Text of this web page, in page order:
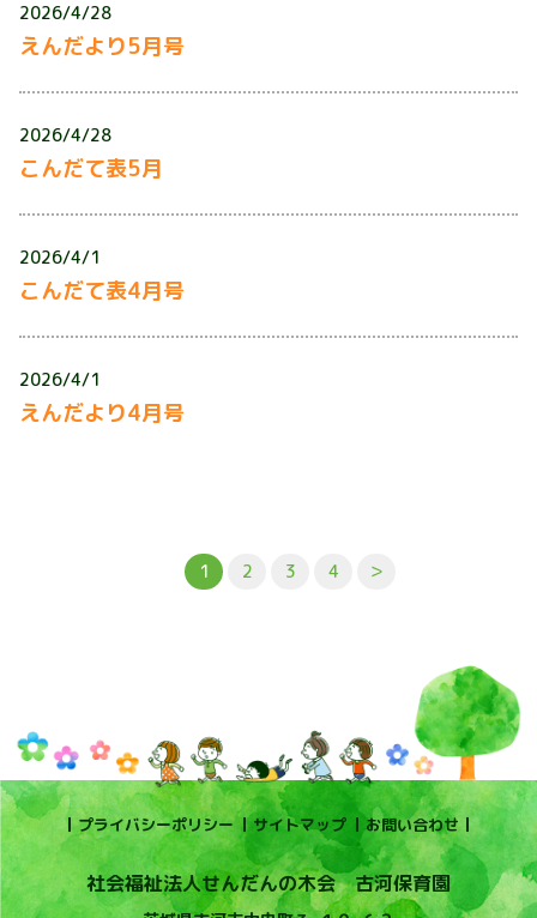
2026/4/28
えんだより5月号
2026/4/28
こんだて表5月
2026/4/1
こんだて表4月号
2026/4/1
えんだより4月号
1 2 3 4 ＞
プライバシーポリシー サイトマップ お問い合わせ
社会福祉法人せんだんの木会 古河保育園